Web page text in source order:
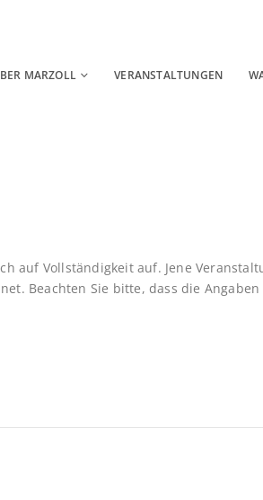
MARZOLL VERANSTALTUNGEN
auf Vollständigkeit auf. Jene
Beachten Sie bitte, dass die